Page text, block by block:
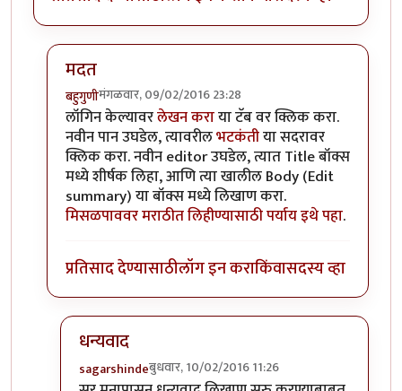
मदत
बहुगुणीमंगळवार, 09/02/2016 23:28
In reply toनवीन लिखाण चालू करणे बाबतby
लॉगिन केल्यावरलेखन कराया टॅब वर क्लिक करा.
नवीन पान उघडेल, त्यावरीलभटकंतीया सदरावर
क्लिक करा. नवीन editor उघडेल, त्यात Title बॉक्स
मध्ये शीर्षक लिहा, आणि त्या खालील Body (Edit
summary) या बॉक्स मध्ये लिखाण करा.
मिसळपाववर मराठीत लिहीण्यासाठी पर्याय इथे पहा.
प्रतिसाद देण्यासाठीलॉग इन कराकिंवासदस्य व्हा
धन्यवाद
sagarshindeबुधवार, 10/02/2016 11:26